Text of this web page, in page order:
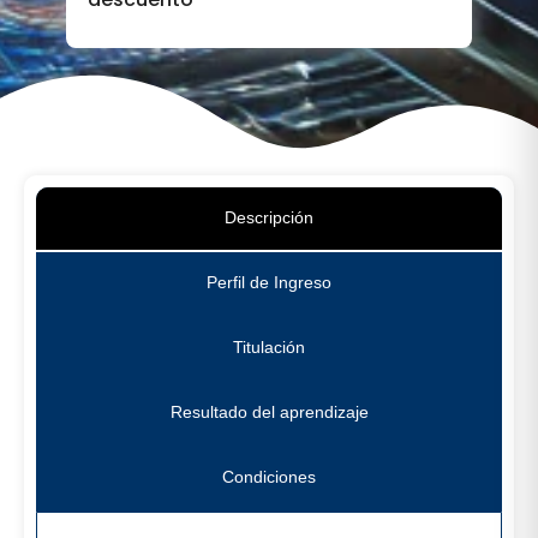
Descripción
Perfil de Ingreso
Titulación
Resultado del aprendizaje
Condiciones